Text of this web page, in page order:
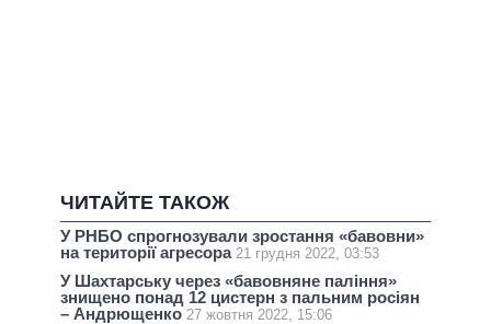
ЧИТАЙТЕ ТАКОЖ
У РНБО спрогнозували зростання «бавовни»
на території агресора 21 грудня 2022, 03:53
У Шахтарську через «бавовняне паління»
знищено понад 12 цистерн з пальним росіян
– Андрющенко 27 жовтня 2022, 15:06